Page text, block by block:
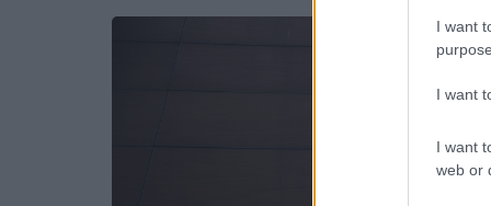
I want
I want
I want
web or